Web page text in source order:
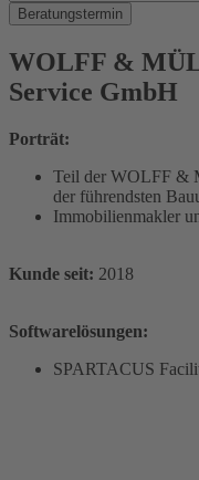
Beratungstermin
WOLFF &
Service GmbH
Porträt:
Teil der WOLFF &
der führendsten
Immobilienmakler
Kunde seit: 2018
Softwarelösungen:
SPARTACUS